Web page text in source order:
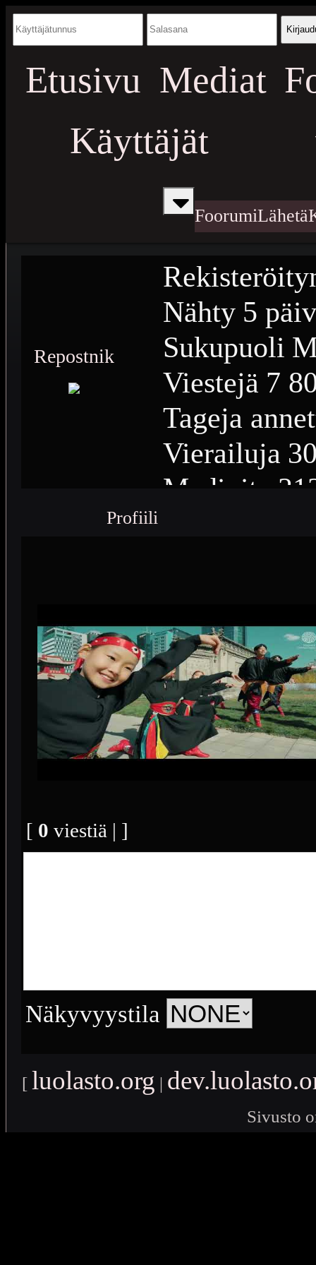
Etusivu Mediat
Käyttäjät
FoorumiLähetä
Repostnik
Nähty 5
Sukupuoli
Viestejä 7
Tageja
Vierailuja
Medioita
Profiili
[ 0 viestiä | ]
Näkyvyystila
[ luolasto.org |
Sivusto